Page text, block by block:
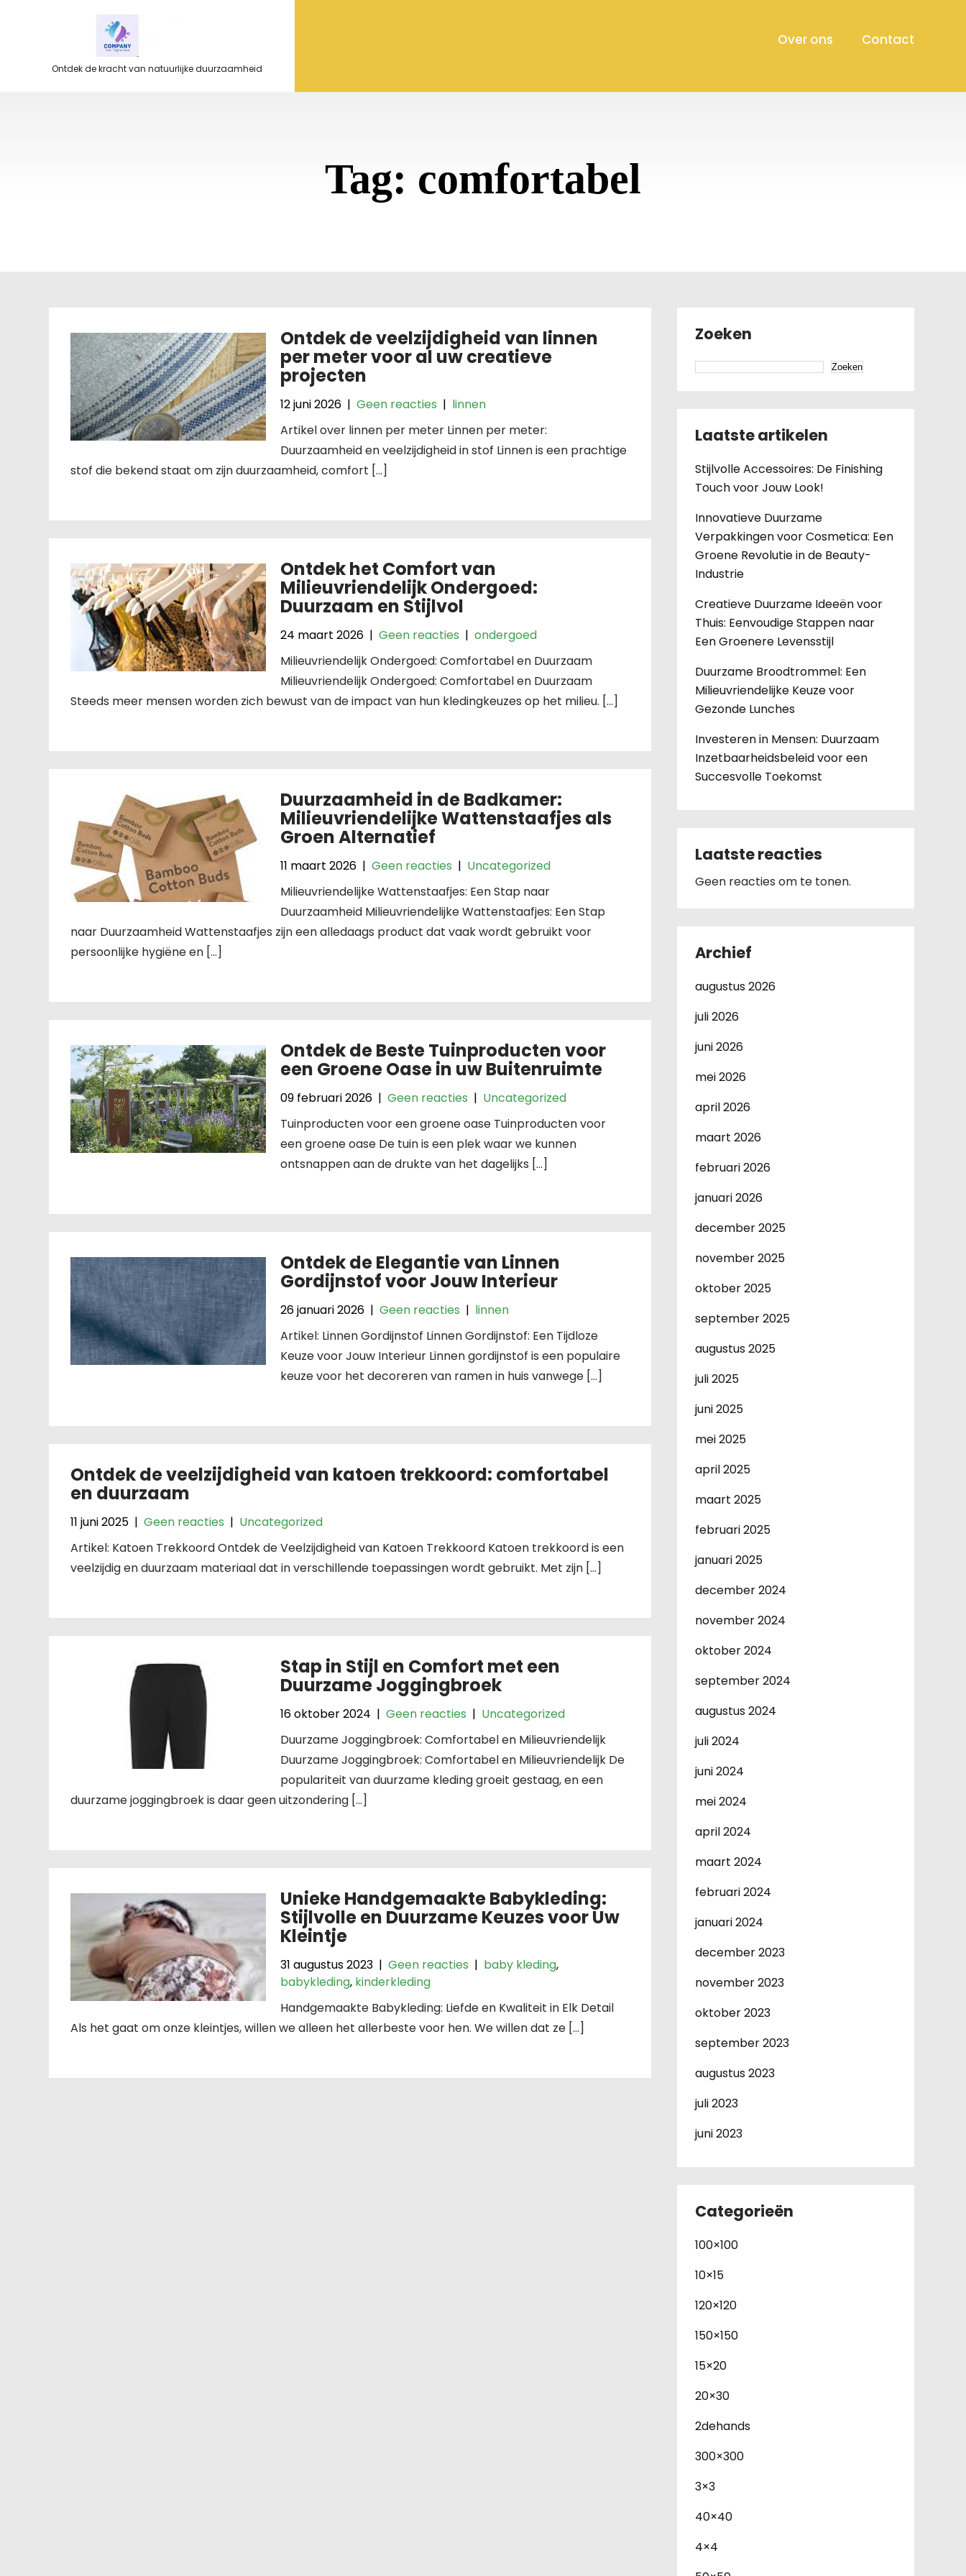
Ontdek de kracht van natuurlijke duurzaamheid
Over ons Contact
Tag: comfortabel
Ontdek de veelzijdigheid van linnen
per meter voor al uw creatieve
projecten
12 juni 2026 |Geen reacties | linnen
Artikel over linnen per meter Linnen per meter:
Duurzaamheid en veelzijdigheid in stof Linnen is een prachtige
stof die bekend staat om zijn duurzaamheid, comfort […]
Ontdek het Comfort van
Milieuvriendelijk Ondergoed:
Duurzaam en Stijlvol
24 maart 2026 |Geen reacties |ondergoed
Milieuvriendelijk Ondergoed: Comfortabel en Duurzaam
Milieuvriendelijk Ondergoed: Comfortabel en Duurzaam
Steeds meer mensen worden zich bewust van de impact van hun kledingkeuzes op het milieu. […]
Duurzaamheid in de Badkamer:
Milieuvriendelijke Wattenstaafjes als
Groen Alternatief
11 maart 2026 |Geen reacties | Uncategorized
Milieuvriendelijke Wattenstaafjes: Een Stap naar
Duurzaamheid Milieuvriendelijke Wattenstaafjes: Een Stap
naar Duurzaamheid Wattenstaafjes zijn een alledaags product dat vaak wordt gebruikt voor
persoonlijke hygiëne en […]
Ontdek de Beste Tuinproducten voor
een Groene Oase in uw Buitenruimte
09 februari 2026 |Geen reacties | Uncategorized
Tuinproducten voor een groene oase Tuinproducten voor
een groene oase De tuin is een plek waar we kunnen
ontsnappen aan de drukte van het dagelijks […]
Ontdek de Elegantie van Linnen
Gordijnstof voor Jouw Interieur
26 januari 2026 |Geen reacties | linnen
Artikel: Linnen Gordijnstof Linnen Gordijnstof: Een Tijdloze
Keuze voor Jouw Interieur Linnen gordijnstof is een populaire
keuze voor het decoreren van ramen in huis vanwege […]
Ontdek de veelzijdigheid van katoen trekkoord: comfortabel
en duurzaam
11 juni 2025 | Geen reacties | Uncategorized
Artikel: Katoen Trekkoord Ontdek de Veelzijdigheid van Katoen Trekkoord Katoen trekkoord is een
veelzijdig en duurzaam materiaal dat in verschillende toepassingen wordt gebruikt. Met zijn […]
Stap in Stijl en Comfort met een
Duurzame Joggingbroek
16 oktober 2024 |Geen reacties | Uncategorized
Duurzame Joggingbroek: Comfortabel en Milieuvriendelijk
Duurzame Joggingbroek: Comfortabel en Milieuvriendelijk De
populariteit van duurzame kleding groeit gestaag, en een
duurzame joggingbroek is daar geen uitzondering […]
Unieke Handgemaakte Babykleding:
Stijlvolle en Duurzame Keuzes voor Uw
Kleintje
31 augustus 2023 |Geen reacties | baby kleding,
babykleding, kinderkleding
Handgemaakte Babykleding: Liefde en Kwaliteit in Elk Detail
Als het gaat om onze kleintjes, willen we alleen het allerbeste voor hen. We willen dat ze […]
Zoeken
Zoeken
Laatste artikelen
Stijlvolle Accessoires: De Finishing
Touch voor Jouw Look!
Innovatieve Duurzame
Verpakkingen voor Cosmetica: Een
Groene Revolutie in de Beauty-
Industrie
Creatieve Duurzame Ideeën voor
Thuis: Eenvoudige Stappen naar
Een Groenere Levensstijl
Duurzame Broodtrommel: Een
Milieuvriendelijke Keuze voor
Gezonde Lunches
Investeren in Mensen: Duurzaam
Inzetbaarheidsbeleid voor een
Succesvolle Toekomst
Laatste reacties
Geen reacties om te tonen.
Archief
augustus 2026
juli 2026
juni 2026
mei 2026
april 2026
maart 2026
februari 2026
januari 2026
december 2025
november 2025
oktober 2025
september 2025
augustus 2025
juli 2025
juni 2025
mei 2025
april 2025
maart 2025
februari 2025
januari 2025
december 2024
november 2024
oktober 2024
september 2024
augustus 2024
juli 2024
juni 2024
mei 2024
april 2024
maart 2024
februari 2024
januari 2024
december 2023
november 2023
oktober 2023
september 2023
augustus 2023
juli 2023
juni 2023
Categorieën
100×100
10×15
120×120
150×150
15×20
20×30
2dehands
300×300
3×3
40×40
4×4